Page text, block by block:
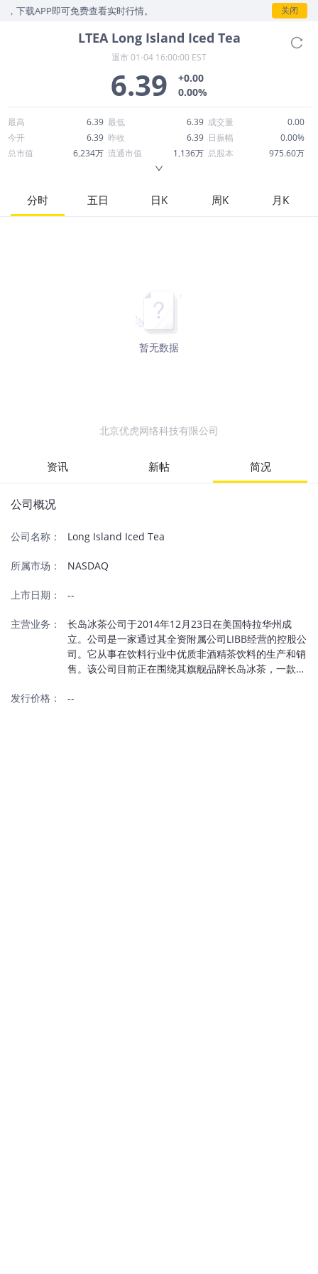
下载APP即可免费查看实时行情。 关闭
LTEA Long Island Iced Tea
退市01-04 16:00:00 EST
6.39
+0.00
0.00%
最高 6.39 最低 6.39 成交量
0.00
今开
6.39 昨收 6.39 日振幅
0.00%
总市值
6,234万 流通市值 1,136万 总股本
975.60万
52周最高
9.49 市盈率
-3.36
股息
分时 五日 日K 周K 月K
暂无数据
北京优虎网络科技有限公司
资讯 新帖 简况
公司概况
公司名称： Long Island Iced Tea
所属市场： NASDAQ
上市日期： --
主营业务：
长岛冰茶公司于2014年12月23日在美国特拉华州成
立。公司是一家通过其全资附属公司LIBB经营的控股公
司。它从事在饮料行业中优质非酒精茶饮料的生产和销
售。该公司目前正在围绕其旗舰品牌长岛冰茶，一款独
岸的国家和地区的零售连锁店和分销商网络获得。公司
发行价格： --